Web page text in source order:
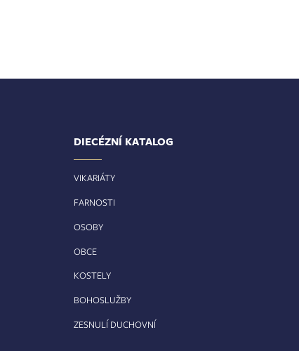
DIECÉZNÍ KATALOG
VIKARIÁTY
FARNOSTI
OSOBY
OBCE
KOSTELY
BOHOSLUŽBY
ZESNULÍ DUCHOVNÍ